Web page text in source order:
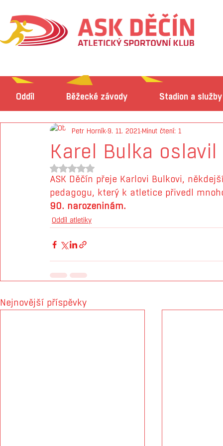
Oddíl Běžecké závody Stadion a služby
Karel Bulka
Petr Horník 9. 11. 2021 Minut čtení: 1
Hodnoceno NaN z 5 hvězdiček.
ASK Děčín přeje Karlovi Bulkovi,
pedagogu, který k atletice přivedl
90. narozeninám.
Oddíl atletiky
Nejnovější příspěvky